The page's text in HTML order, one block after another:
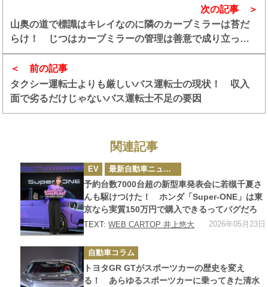
前の記事
タクシー運転士よりも厳しいバス運転士の現状！ 収入
面で劣るだけじゃないバス運転士不足の要因
次の記事
山奥の道で標識はキレイなのに隣のカーブミラーは苔だ
らけ！ じつはカーブミラーの管理は善意で成り立って
いるケースが多かった
関連記事
カ
テ
ゴ
リ
ー
EV 最新自動車ニュース
予約台数7000台超の新型車発表会に若槻千夏さ
んも駆けつけた！ ホンダ「Super-ONE」は東
京なら実質150万円で購入できるってバグだろ
TEXT:WEB CARTOP 井上悠大 2026年05月23日
カ
テ
ゴ
リ
ー
自動車コラム
トヨタGR GTがスポーツカーの歴史を変え
る！ あらゆるスポーツカーに乗ってきた清水